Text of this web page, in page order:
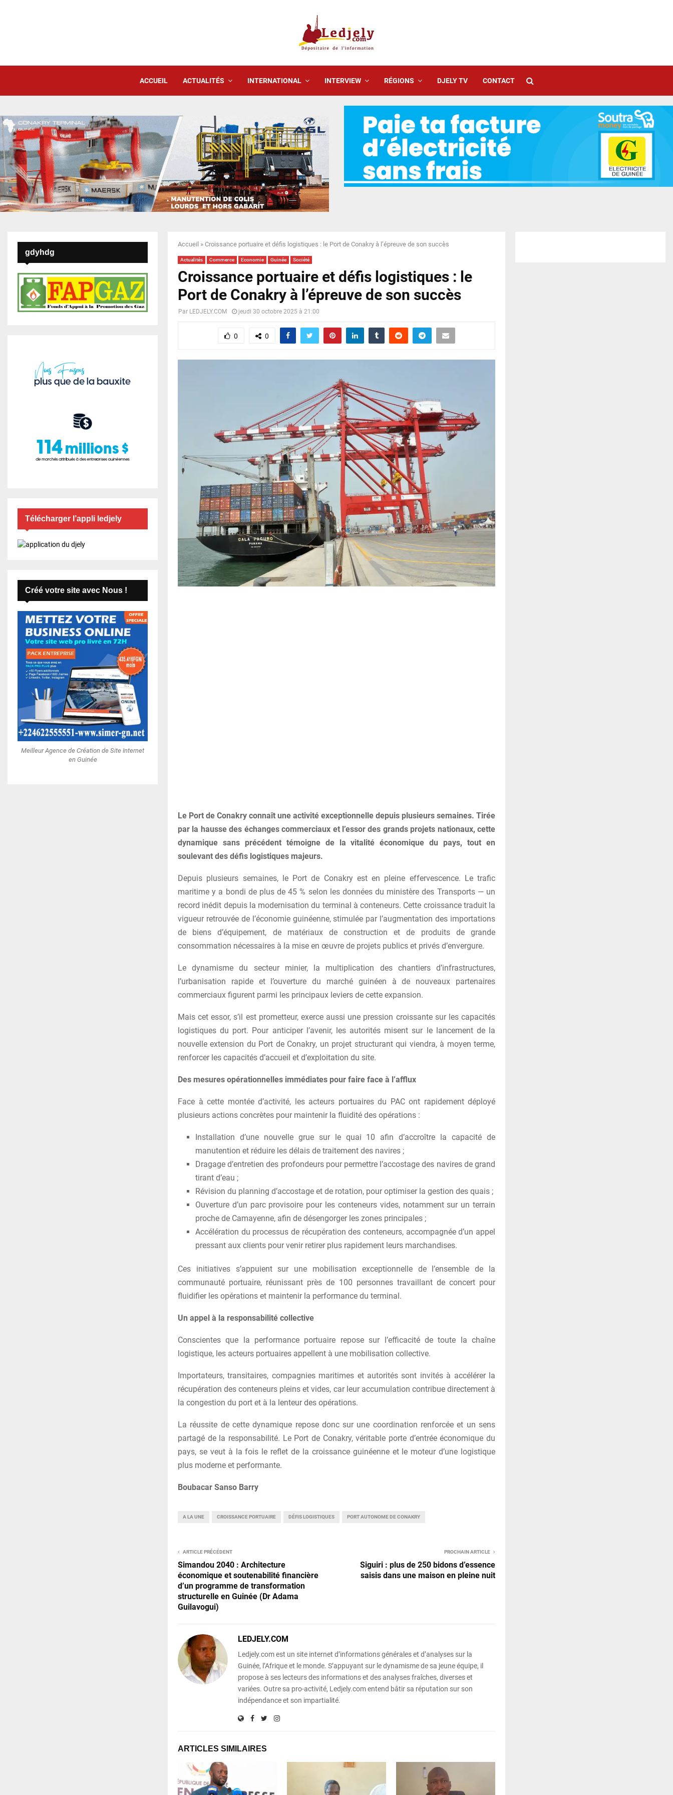
ACCUEIL ACTUALITÉS INTERNATIONAL INTERVIEW RÉGIONS DJELY TV CONTACT
Accueil » Croissance portuaire et défis logistiques : le Port de Conakry à l’épreuve de son succès
Actualités Commerce Economie Guinée Société
Croissance portuaire et défis logistiques : le
Port de Conakry à l’épreuve de son succès
Par LEDJELY.COM jeudi 30 octobre 2025 à 21:00
0 0
Le Port de Conakry connaît une activité exceptionnelle depuis plusieurs semaines. Tirée
par la hausse des échanges commerciaux et l’essor des grands projets nationaux, cette
dynamique sans précédent témoigne de la vitalité économique du pays, tout en
soulevant des défis logistiques majeurs.
Depuis plusieurs semaines, le Port de Conakry est en pleine effervescence. Le trafic
maritime y a bondi de plus de 45 % selon les données du ministère des Transports — un
record inédit depuis la modernisation du terminal à conteneurs. Cette croissance traduit la
vigueur retrouvée de l’économie guinéenne, stimulée par l’augmentation des importations
de biens d’équipement, de matériaux de construction et de produits de grande
consommation nécessaires à la mise en œuvre de projets publics et privés d’envergure.
Le dynamisme du secteur minier, la multiplication des chantiers d’infrastructures,
l’urbanisation rapide et l’ouverture du marché guinéen à de nouveaux partenaires
commerciaux figurent parmi les principaux leviers de cette expansion.
Mais cet essor, s’il est prometteur, exerce aussi une pression croissante sur les capacités
logistiques du port. Pour anticiper l’avenir, les autorités misent sur le lancement de la
nouvelle extension du Port de Conakry, un projet structurant qui viendra, à moyen terme,
renforcer les capacités d’accueil et d’exploitation du site.
Des mesures opérationnelles immédiates pour faire face à l’afflux
Face à cette montée d’activité, les acteurs portuaires du PAC ont rapidement déployé
plusieurs actions concrètes pour maintenir la fluidité des opérations :
Installation d’une nouvelle grue sur le quai 10 afin d’accroître la capacité de
manutention et réduire les délais de traitement des navires ;
Dragage d’entretien des profondeurs pour permettre l’accostage des navires de grand
tirant d’eau ;
Révision du planning d’accostage et de rotation, pour optimiser la gestion des quais ;
Ouverture d’un parc provisoire pour les conteneurs vides, notamment sur un terrain
proche de Camayenne, afin de désengorger les zones principales ;
Accélération du processus de récupération des conteneurs, accompagnée d’un appel
pressant aux clients pour venir retirer plus rapidement leurs marchandises.
Ces initiatives s’appuient sur une mobilisation exceptionnelle de l’ensemble de la
communauté portuaire, réunissant près de 100 personnes travaillant de concert pour
fluidifier les opérations et maintenir la performance du terminal.
Un appel à la responsabilité collective
Conscientes que la performance portuaire repose sur l’efficacité de toute la chaîne
logistique, les acteurs portuaires appellent à une mobilisation collective.
Importateurs, transitaires, compagnies maritimes et autorités sont invités à accélérer la
récupération des conteneurs pleins et vides, car leur accumulation contribue directement à
la congestion du port et à la lenteur des opérations.
La réussite de cette dynamique repose donc sur une coordination renforcée et un sens
partagé de la responsabilité. Le Port de Conakry, véritable porte d’entrée économique du
pays, se veut à la fois le reflet de la croissance guinéenne et le moteur d’une logistique
plus moderne et performante.
Boubacar Sanso Barry
A LA UNE CROISSANCE PORTUAIRE DÉFIS LOGISTIQUES PORT AUTONOME DE CONAKRY
ARTICLE PRÉCÉDENT
Simandou 2040 : Architecture
économique et soutenabilité financière
d’un programme de transformation
structurelle en Guinée (Dr Adama
Guilavogui)
PROCHAIN ARTICLE
Siguiri : plus de 250 bidons d’essence
saisis dans une maison en pleine nuit
LEDJELY.COM
Ledjely.com est un site internet d’informations générales et d’analyses sur la
Guinée, l’Afrique et le monde. S’appuyant sur le dynamisme de sa jeune équipe, il
propose à ses lecteurs des informations et des analyses fraîches, diverses et
variées. Outre sa pro-activité, Ledjely.com entend bâtir sa réputation sur son
indépendance et son impartialité.
ARTICLES SIMILAIRES
gdyhdg
Télécharger l’appli ledjely
Créé votre site avec Nous !
Meilleur Agence de Création de Site Internet
en Guinée